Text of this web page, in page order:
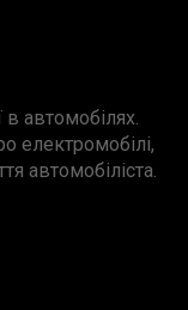
в автомобілях.
електромобілі,
автомобіліста.